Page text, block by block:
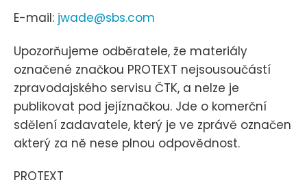
E-mail: jwade@sbs.com
Upozorňujeme odběratele, že materiály
označené značkou PROTEXT nejsousoučástí
zpravodajského servisu ČTK, a nelze je
publikovat pod jejíznačkou. Jde o komerční
sdělení zadavatele, který je ve zprávě označen
akterý za ně nese plnou odpovědnost.
PROTEXT